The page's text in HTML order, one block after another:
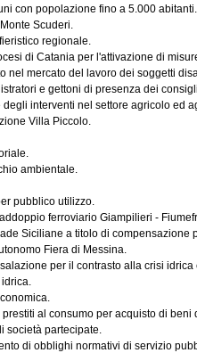
con popolazione fino a 5.000 abitanti.
Scuderi.
regionale.
di Catania per l'attivazione di
nel mercato del lavoro dei soggetti
e gettoni di presenza dei
interventi nel settore agricolo ed
Villa Piccolo.
ambientale.
pubblico utilizzo.
ferroviario Giampilieri -
Siciliane a titolo di
Fiera di Messina.
per il contrasto alla crisi
al consumo per acquisto di beni
società partecipate.
di obblighi normativi di servizio